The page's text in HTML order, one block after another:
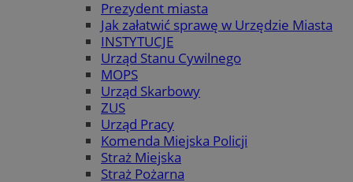
Prezydent miasta
Jak załatwić sprawę w Urzędzie Miasta
INSTYTUCJE
Urząd Stanu Cywilnego
MOPS
Urząd Skarbowy
ZUS
Urząd Pracy
Komenda Miejska Policji
Straż Miejska
Straż Pożarna